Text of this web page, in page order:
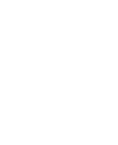
récompenses compétitives